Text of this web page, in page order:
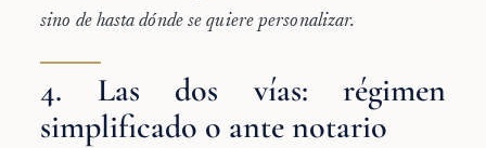
sino de hasta dónde se quiere personalizar.
4. Las dos vías: régimen
simplificado o ante notario